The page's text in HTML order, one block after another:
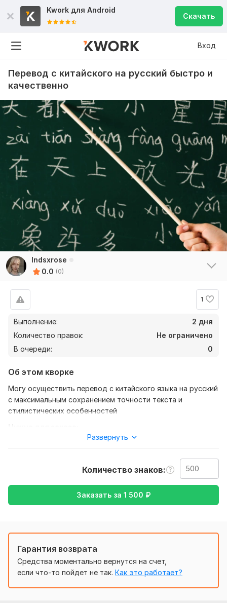
Kwork для Android
Скачать
Вход
Перевод с китайского на русский быстро и
качественно
lndsxrose
0.0 (0)
1
Выполнение:
2 дня
Количество правок:
Не ограничено
В очереди:
0
Об этом кворке
Могу осуществить перевод с китайского языка на русский
с максимальным сохранением точности текста и
стилистических особенностей
Прислать материалы, которые могут быть необходимы
необходимо для перевода, возможно обсудить детали
Финансы,
банки,
Юридическая
Объем услуги в кворке:
Развернуть
Количество знаков
Заказать за 1 500 ₽
Гарантия возврата
Средства моментально вернутся на счет,
если что-то пойдет не так. Как это работает?